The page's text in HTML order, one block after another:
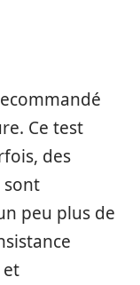
Ce test
des
sont
peu plus de
et